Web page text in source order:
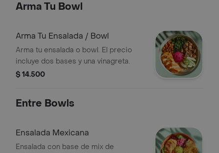
Arma Tu Bowl
Arma Tu Ensalada / Bowl
Arma tu ensalada o bowl. El precio
incluye dos bases y una vinagreta.
$ 14.500
Entre Bowls
Ensalada Mexicana
Ensalada con base de mix de